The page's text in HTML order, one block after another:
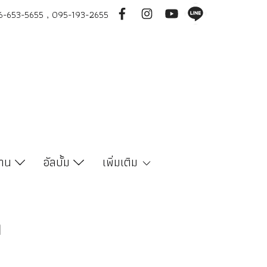
5655 , 095-193-2655
น อัลบั้ม เพิ่มเติม